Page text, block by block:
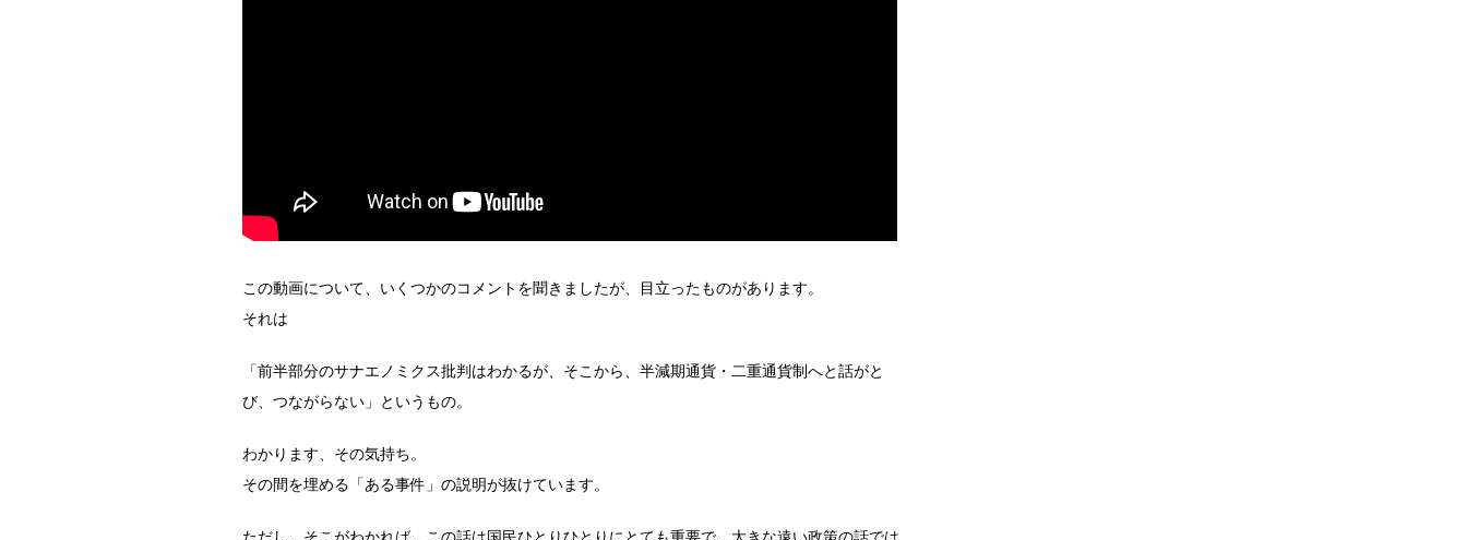
この動画について、いくつかのコメントを聞きましたが、目立ったものがあります。
それは
「前半部分のサナエノミクス批判はわかるが、そこから、半減期通貨・二重通貨制へと話がと
び、つながらない」というもの。
わかります、その気持ち。
その間を埋める「ある事件」の説明が抜けています。